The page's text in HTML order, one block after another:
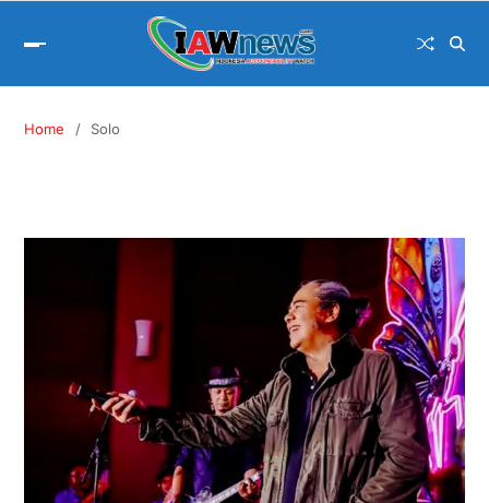
Home Solo